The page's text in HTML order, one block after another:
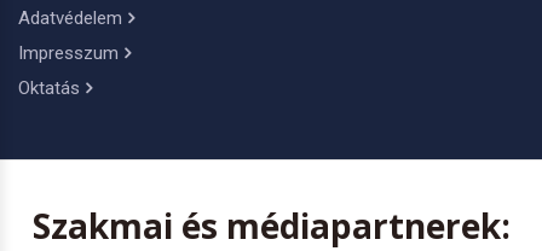
Adatvédelem
Impresszum
Oktatás
Szakmai és médiapartnerek: